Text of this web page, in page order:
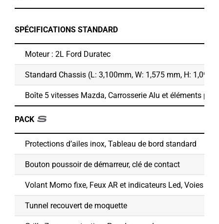
SPÉCIFICATIONS STANDARD
Moteur : 2L Ford Duratec
Standard Chassis (L: 3,100mm, W: 1,575 mm, H:
Boîte 5 vitesses Mazda, Carrosserie Alu et éléments
PACK
Protections d’ailes inox, Tableau de bord standard
Bouton poussoir de démarreur, clé de contact
Volant Momo fixe, Feux AR et indicateurs Led, Voies
Tunnel recouvert de moquette